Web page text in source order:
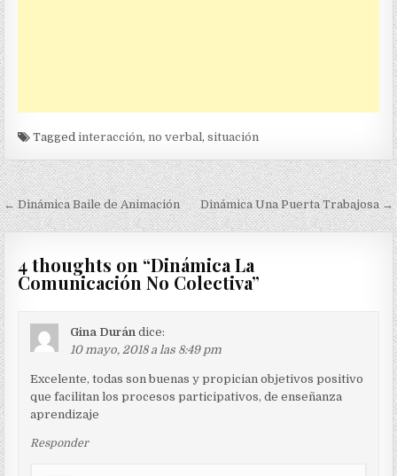
Taggedinteracción,no verbal,situación
Navegación
de
entradas
← Dinámica Baile de Animación Dinámica Una Puerta Trabajosa →
4 thoughts on “Dinámica La
Comunicación No Colectiva”
Gina Durán dice:
10 mayo, 2018 a las 8:49 pm
Excelente, todas son buenas y propician objetivos positivo
que facilitan los procesos participativos, de enseñanza
aprendizaje
Responder